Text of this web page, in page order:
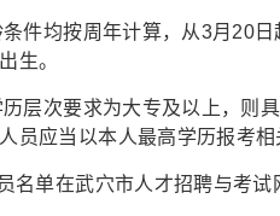
件均按周年计算，从3月20
生。
层次要求为大专及以上，则
员应当以本人最高学历报考相
名单在武穴市人才招聘与考试